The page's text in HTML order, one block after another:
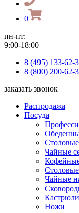
0
пн-пт:
9:00-18:00
8 (495) 133-62-
8 (800) 200-62-
заказать звонок
Распродажа
Посуда
Чайные
Чайные
Кастрюли
Ножи